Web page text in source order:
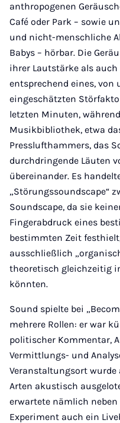
anthropogenen
Café oder Park – sowie
und nicht-menschliche
Babys – hörbar. Die
ihrer Lautstärke als
entsprechend eines,
eingeschätzten
letzten Minuten,
Musikbibliothek, etwa
Presslufthammers, das
durchdringende Läuten
übereinander. Es
„Störungssoundscape“
Soundscape, da sie
Fingerabdruck eines
bestimmten Zeit
ausschließlich
theoretisch gleichzeitig
könnten.
Sound spielte bei
mehrere Rollen: er war
politischer Kommentar,
Vermittlungs- und
Veranstaltungsort
Arten akustisch
erwartete nämlich
Experiment auch ein